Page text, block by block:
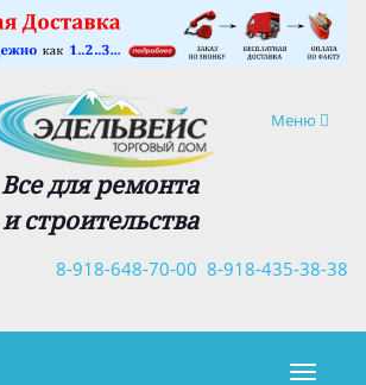
Навигация
Меню
Все для ремонта
и строительства
8-918-435-38-38
8-918-648-70-00
×